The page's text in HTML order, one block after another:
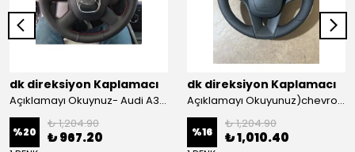
dk direksiyon Kaplamacı
Açıklamayı Okuynuz- Audi A3 Sportback Araca Özel Direksiyon Kılıfı Kırmızı Ipli
%20
₺ 1,204.90
₺ 967.20
dk direksiyon Kaplamacı
Açıklamayı Okuyunuz)chevrolet Aveo Lt-ls Araca Özel Direksiyon Kılıfı (plastik Kapaksız Direksiyon
%16
₺ 1,204.90
₺ 1,010.40